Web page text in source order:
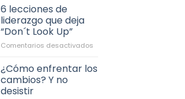
6 lecciones de
liderazgo que deja
“Don´t Look Up”
Comentarios desactivadosen
lecciones
de
¿Cómo enfrentar los
cambios? Y no
desistir